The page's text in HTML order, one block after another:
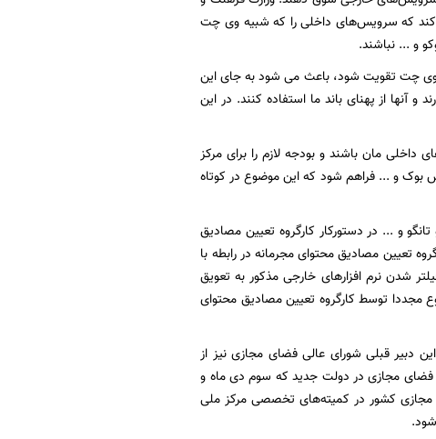
کند که سرویس‌های داخلی را که شبیه وی چت
و ... نباشند.
وی چت تقویت شود، باعث می شود به جای این
آنها از پهنای باند ما استفاده کنند. در این
مان باشند و بودجه لازم را برای مرکز
بوک و ... فراهم شود که این موضوع در کوتاه
و ... در دستورکار کارگروه تعیین مصادیق
تعیین مصادیق محتوای مجرمانه در رابطه با
شدن نرم افزارهای خارجی مذکور به تعویق
مجددا توسط کارگروه تعیین مصادیق محتوای
دبیر قبلی شورای عالی فضای مجازی نیز از
فضای مجازی در دولت جدید که سوم دی ماه و
کشور در کمیته‌های تخصصی مرکز ملی